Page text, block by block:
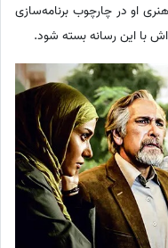
او در چارچوب برنامه‌سازی
با این رسانه بسته شود.